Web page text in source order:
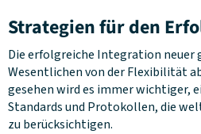
Strategien für den
Die erfolgreiche Integration
Wesentlichen von der Flexibilität
gesehen wird es immer wichtiger,
Standards und Protokollen, die
zu berücksichtigen.